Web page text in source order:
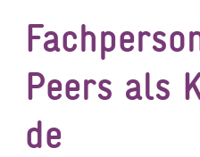
Peers als
de